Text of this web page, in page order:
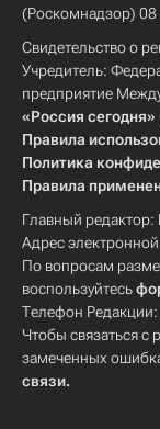
(Роскомнадзор) 08
Свидетельство о
Учредитель:
предприятие
«Россия сегодня»
Правила
Политика
Правила
Главный редактор:
Адрес
По вопросам
воспользуйтесь
Телефон Редакции:
Чтобы связаться с
замеченных
связи.